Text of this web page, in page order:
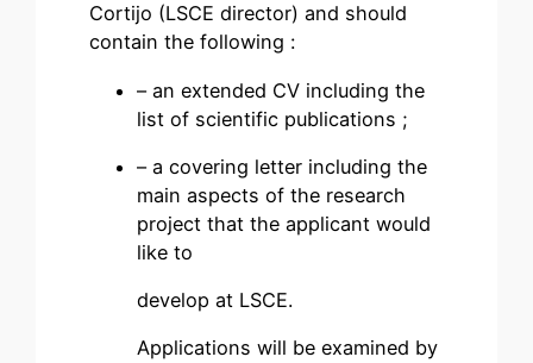
Cortijo (LSCE director) and should
contain the following :
– an extended CV including the
list of scientific publications ;
– a covering letter including the
main aspects of the research
project that the applicant would
like to
develop at LSCE.
Applications will be examined by